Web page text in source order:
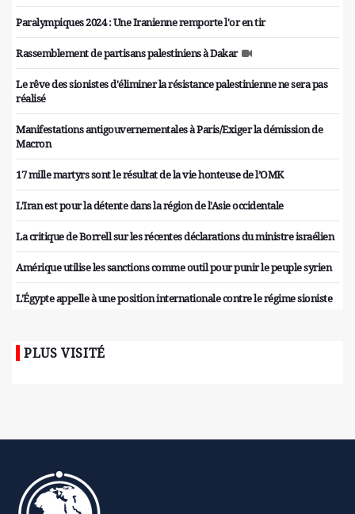
Paralympiques 2024 : Une Iranienne remporte l'or en tir
Rassemblement de partisans palestiniens à Dakar
Le rêve des sionistes d'éliminer la résistance palestinienne ne sera pas
réalisé
Manifestations antigouvernementales à Paris/Exiger la démission de
Macron
17 mille martyrs sont le résultat de la vie honteuse de l’OMK
L'Iran est pour la détente dans la région de l'Asie occidentale
La critique de Borrell sur les récentes déclarations du ministre israélien
Amérique utilise les sanctions comme outil pour punir le peuple syrien
L'Égypte appelle à une position internationale contre le régime sioniste
PLUS VISITÉ